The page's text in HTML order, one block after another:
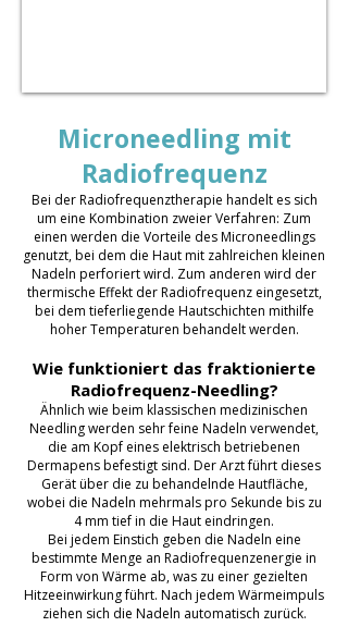
Microneedling mit
Radiofrequenz
Bei der Radiofrequenztherapie handelt es sich
um eine Kombination zweier Verfahren: Zum
einen werden die Vorteile des Microneedlings
genutzt, bei dem die Haut mit zahlreichen kleinen
Nadeln perforiert wird. Zum anderen wird der
thermische Effekt der Radiofrequenz eingesetzt,
bei dem tieferliegende Hautschichten mithilfe
hoher Temperaturen behandelt werden.
Wie funktioniert das fraktionierte
Radiofrequenz-Needling?
Ähnlich wie beim klassischen medizinischen
Needling werden sehr feine Nadeln verwendet,
die am Kopf eines elektrisch betriebenen
Dermapens befestigt sind. Der Arzt führt dieses
Gerät über die zu behandelnde Hautfläche,
wobei die Nadeln mehrmals pro Sekunde bis zu
4 mm tief in die Haut eindringen.
Bei jedem Einstich geben die Nadeln eine
bestimmte Menge an Radiofrequenzenergie in
Form von Wärme ab, was zu einer gezielten
Hitzeeinwirkung führt. Nach jedem Wärmeimpuls
ziehen sich die Nadeln automatisch zurück.